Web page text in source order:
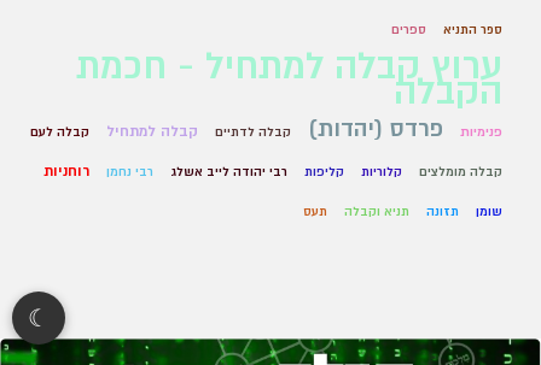
ספר התניא ספרים
ערוץ קבלה למתחיל - חכמת
הקבלה
פנימיות פרדס (יהדות) קבלה לדתיים קבלה למתחיל קבלה לעם
קבלה מומלצים קלוריות קליפות רבי יהודה לייב אשלג רבי נחמן רוחניות
שומן תזונה תניא וקבלה תעס
☾